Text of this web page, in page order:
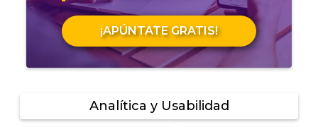
¡APÚNTATE GRATIS!
Analítica y Usabilidad